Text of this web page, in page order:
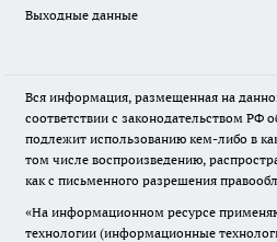
Выходные данные
Вся информация, размещенная на
соответствии с законодательством РФ
подлежит использованию кем-либо в
том числе воспроизведению,
как с письменного разрешения
«На информационном ресурсе
технологии (информационные